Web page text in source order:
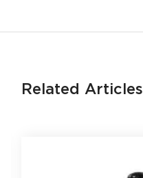
Related Articles